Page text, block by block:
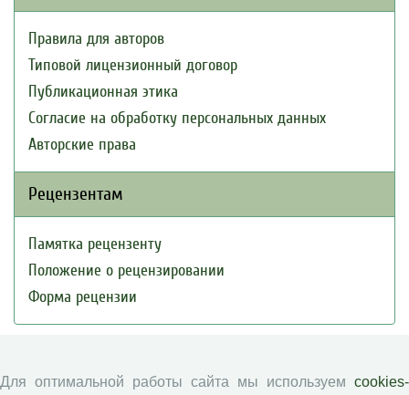
Правила для авторов
Типовой лицензионный договор
Публикационная этика
Согласие на обработку персональных данных
Авторские права
Рецензентам
Памятка рецензенту
Положение о рецензировании
Форма рецензии
Для оптимальной работы сайта мы используем cookies-